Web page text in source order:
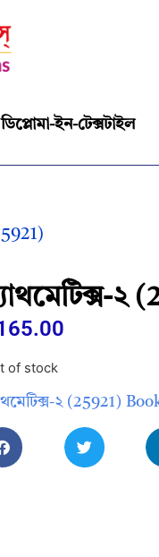
ডিপ্লোমা-ইন-টেক্সটাইল
২
of stock
২ (25921)